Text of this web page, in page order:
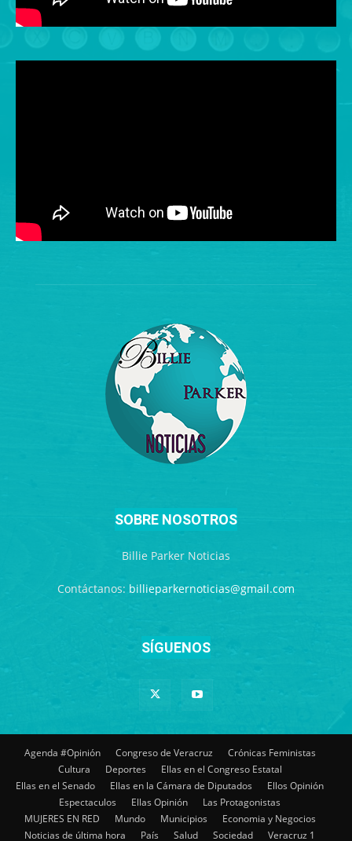
SOBRE NOSOTROS
Billie Parker Noticias
Contáctanos: billieparkernoticias@gmail.com
SÍGUENOS
Agenda #Opinión Congreso de Veracruz
Crónicas Feministas
Cultura
Deportes
Ellas en el Congreso Estatal
Ellas en el Senado
Ellas en la Cámara de Diputados
Ellos Opinión
Espectaculos
Ellas Opinión
Las Protagonistas
MUJERES EN RED
Mundo Municipios
Economia y Negocios
Noticias de última hora
País Salud Sociedad Veracruz 1